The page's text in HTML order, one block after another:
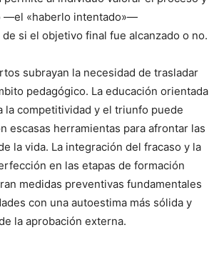
—el «haberlo intentado»—
si el objetivo final fue alcanzado o no.
subrayan la necesidad de trasladar
pedagógico. La educación orientada
la competitividad y el triunfo puede
escasas herramientas para afrontar las
la vida. La integración del fracaso y la
en las etapas de formación
medidas preventivas fundamentales
con una autoestima más sólida y
la aprobación externa.